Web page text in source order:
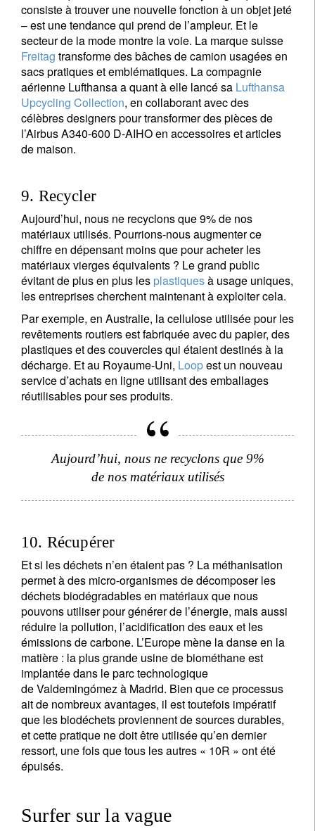
consiste à trouver une nouvelle fonction à un objet jeté
– est une tendance qui prend de l’ampleur. Et le
secteur de la mode montre la voie. La marque suisse
Freitag transforme des bâches de camion usagées en
sacs pratiques et emblématiques. La compagnie
aérienne Lufthansa a quant à elle lancé sa Lufthansa
Upcycling Collection, en collaborant avec des
célèbres designers pour transformer des pièces de
l’Airbus A340-600 D-AIHO en accessoires et articles
de maison.
9. Recycler
Aujourd’hui, nous ne recyclons que 9% de nos
matériaux utilisés. Pourrions-nous augmenter ce
chiffre en dépensant moins que pour acheter les
matériaux vierges équivalents ? Le grand public
évitant de plus en plus les plastiquesà usage uniques,
les entreprises cherchent maintenant à exploiter cela.
Par exemple, en Australie, la cellulose utilisée pour les
revêtements routiers est fabriquée avec du papier, des
plastiques et des couvercles qui étaient destinés à la
décharge. Et au Royaume-Uni, Loopest un nouveau
service d’achats en ligne utilisant des emballages
réutilisables pour ses produits.
Aujourd’hui, nous ne recyclons que 9%
de nos matériaux utilisés
10. Récupérer
Et si les déchets n’en étaient pas ? La méthanisation
permet à des micro-organismes de décomposer les
déchets biodégradables en matériaux que nous
pouvons utiliser pour générer de l’énergie, mais aussi
réduire la pollution, l’acidification des eaux et les
émissions de carbone. L’Europe mène la danse en la
matière : la plus grande usine de biométhane est
implantée dans le parc technologique
de Valdemingómez à Madrid. Bien que ce processus
ait de nombreux avantages, il est toutefois impératif
que les biodéchets proviennent de sources durables,
et cette pratique ne doit être utilisée qu’en dernier
ressort, une fois que tous les autres « 10R » ont été
épuisés.
Surfer sur la vague